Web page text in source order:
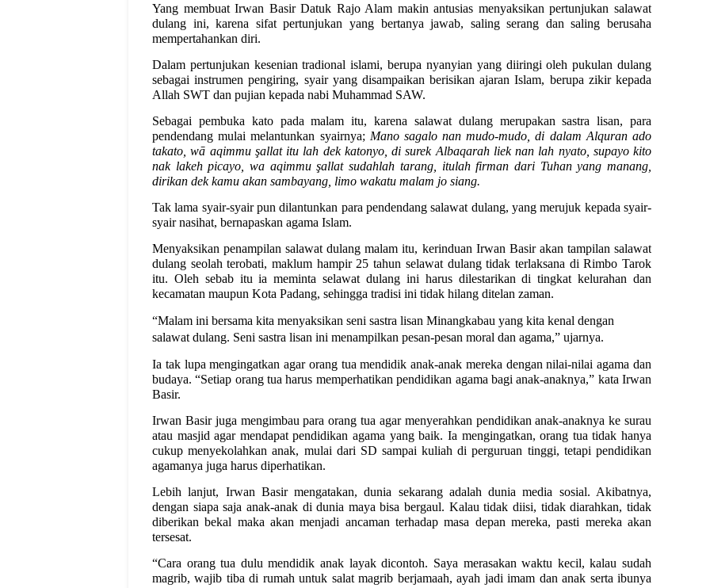
Yang membuat Irwan Basir Datuk Rajo Alam makin antusias menyaksikan pertunjukan salawat
dulang ini, karena sifat pertunjukan yang bertanya jawab, saling serang dan saling berusaha
mempertahankan diri.
Dalam pertunjukan kesenian tradional islami, berupa nyanyian yang diiringi oleh pukulan dulang
sebagai instrumen pengiring, syair yang disampaikan berisikan ajaran Islam, berupa zikir kepada
Allah SWT dan pujian kepada nabi Muhammad SAW.
Sebagai pembuka kato pada malam itu, karena salawat dulang merupakan sastra lisan, para
pendendang mulai melantunkan syairnya; Mano sagalo nan mudo-mudo, di dalam Alquran ado
takato, wā aqimmu şallat itu lah dek katonyo, di surek Albaqarah liek nan lah nyato, supayo kito
nak lakeh picayo, wa aqimmu şallat sudahlah tarang, itulah firman dari Tuhan yang manang,
dirikan dek kamu akan sambayang, limo wakatu malam jo siang.
Tak lama syair-syair pun dilantunkan para pendendang salawat dulang, yang merujuk kepada syair-
syair nasihat, bernapaskan agama Islam.
Menyaksikan penampilan salawat dulang malam itu, kerinduan Irwan Basir akan tampilan salawat
dulang seolah terobati, maklum hampir 25 tahun selawat dulang tidak terlaksana di Rimbo Tarok
itu. Oleh sebab itu ia meminta selawat dulang ini harus dilestarikan di tingkat kelurahan dan
kecamatan maupun Kota Padang, sehingga tradisi ini tidak hilang ditelan zaman.
“Malam ini bersama kita menyaksikan seni sastra lisan Minangkabau yang kita kenal dengan
salawat dulang. Seni sastra lisan ini menampilkan pesan-pesan moral dan agama,” ujarnya.
Ia tak lupa mengingatkan agar orang tua mendidik anak-anak mereka dengan nilai-nilai agama dan
budaya. “Setiap orang tua harus memperhatikan pendidikan agama bagi anak-anaknya,” kata Irwan
Basir.
Irwan Basir juga mengimbau para orang tua agar menyerahkan pendidikan anak-anaknya ke surau
atau masjid agar mendapat pendidikan agama yang baik. Ia mengingatkan, orang tua tidak hanya
cukup menyekolahkan anak, mulai dari SD sampai kuliah di perguruan tinggi, tetapi pendidikan
agamanya juga harus diperhatikan.
Lebih lanjut, Irwan Basir mengatakan, dunia sekarang adalah dunia media sosial. Akibatnya,
dengan siapa saja anak-anak di dunia maya bisa bergaul. Kalau tidak diisi, tidak diarahkan, tidak
diberikan bekal maka akan menjadi ancaman terhadap masa depan mereka, pasti mereka akan
tersesat.
“Cara orang tua dulu mendidik anak layak dicontoh. Saya merasakan waktu kecil, kalau sudah
magrib, wajib tiba di rumah untuk salat magrib berjamaah, ayah jadi imam dan anak serta ibunya